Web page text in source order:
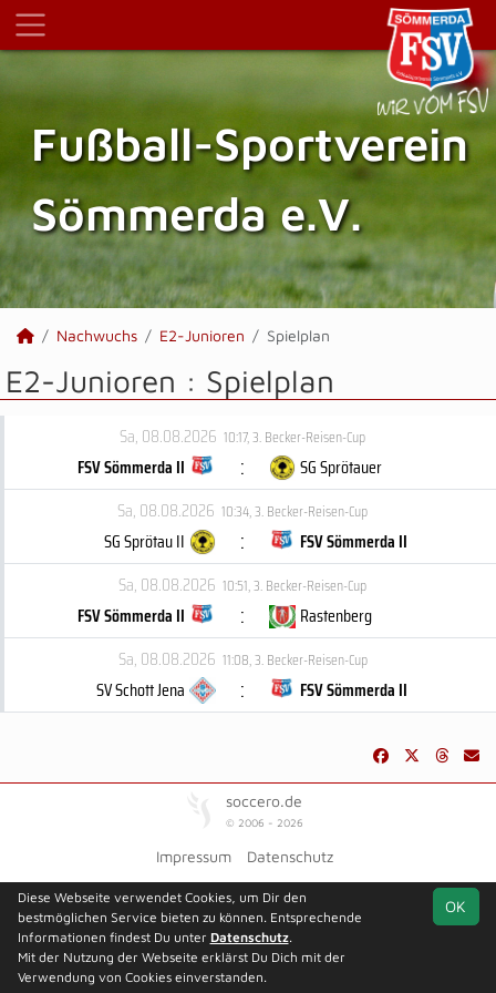
Fußball-Sportverein
Sömmerda e.V.
Nachwuchs E2-Junioren Spielplan
Team Spielplan
E2-Junioren : Spielplan
Sa, 08.08.2026 10:17,3. Becker-Reisen-Cup
FSV Sömmerda II :
SG Sprötauer
Sa, 08.08.2026 10:34,3. Becker-Reisen-Cup
SG Sprötau II :
FSV Sömmerda II
Sa, 08.08.2026 10:51,3. Becker-Reisen-Cup
FSV Sömmerda II :
Rastenberg
Sa, 08.08.2026 11:08,3. Becker-Reisen-Cup
SV Schott Jena : FSV Sömmerda II
soccero.de
© 2006 - 2026
Impressum Datenschutz
OK
Diese Webseite verwendet Cookies, um Dir den
bestmöglichen Service bieten zu können. Entsprechende
Informationen findest Du unter Datenschutz.
Mit der Nutzung der Webseite erklärst Du Dich mit der
Verwendung von Cookies einverstanden.